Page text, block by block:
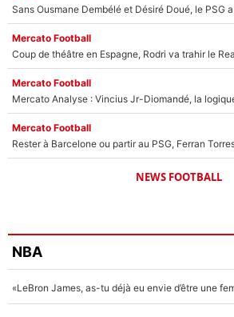
Mercato Football
Mercato Football
Mercato Football
NEWS FOOTBALL
NBA